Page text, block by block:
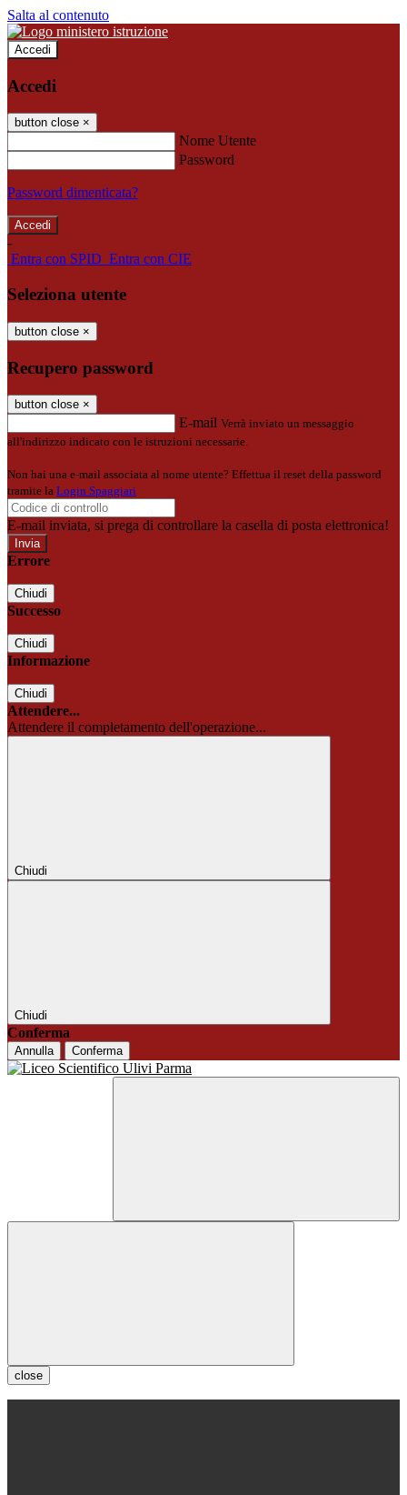
Salta al contenuto
Accedi
Accedi
button close ×
Nome Utente
Password
Password dimenticata?
-
Entra con SPID Entra con CIE
Seleziona utente
button close ×
Recupero password
button close ×
E-mail Verrà inviato un messaggio
all'indirizzo indicato con le istruzioni necessarie.
Non hai una e-mail associata al nome utente? Effettua il reset della password
tramite la Login Spaggiari
E-mail inviata, si prega di controllare la casella di posta elettronica!
Errore
Chiudi
Successo
Chiudi
Informazione
Chiudi
Attendere...
Attendere il completamento dell'operazione...
Chiudi
Chiudi
Conferma
Annulla Conferma
close